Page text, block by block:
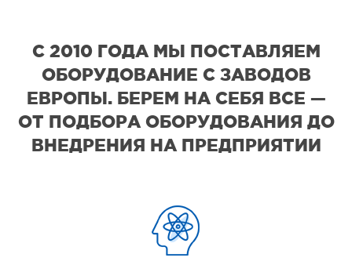
С 2010 ГОДА МЫ ПОСТАВЛЯЕМ
ОБОРУДОВАНИЕ С ЗАВОДОВ
ЕВРОПЫ. БЕРЕМ НА СЕБЯ ВСЕ —
ОТ ПОДБОРА ОБОРУДОВАНИЯ ДО
ВНЕДРЕНИЯ НА ПРЕДПРИЯТИИ